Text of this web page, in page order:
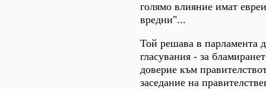
голямо влияние имат
вредни"...
Той решава в парламента
гласувания - за
доверие към
заседание на